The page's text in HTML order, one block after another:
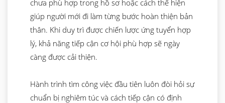
chưa phù hợp trong hồ sơ hoặc cách thể hiện
giúp người mới đi làm từng bước hoàn thiện bản
thân. Khi duy trì được chiến lược ứng tuyển hợp
lý, khả năng tiếp cận cơ hội phù hợp sẽ ngày
càng được cải thiện.
Hành trình tìm công việc đầu tiên luôn đòi hỏi sự
chuẩn bị nghiêm túc và cách tiếp cận có định